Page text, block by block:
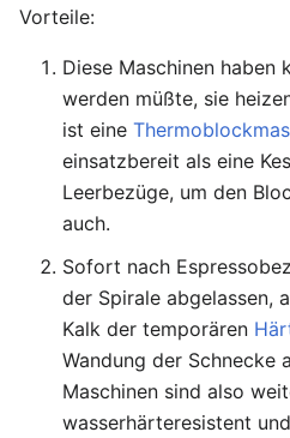
Vorteile:
Diese Maschinen haben
werden müßte, sie
ist eine
einsatzbereit als eine
Leerbezüge, um den
auch.
Sofort nach
der Spirale abgelassen,
Kalk der temporären
Wandung der Schnecke
Maschinen sind also
wasserhärteresistent